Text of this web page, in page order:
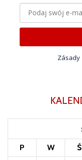
Zásady
P W Ś